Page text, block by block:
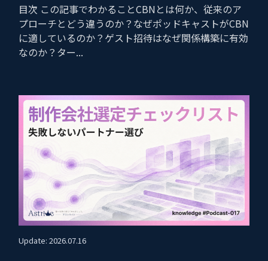
目次 この記事でわかることCBNとは何か、従来のア
プローチとどう違うのか？なぜポッドキャストがCBN
に適しているのか？ゲスト招待はなぜ関係構築に有効
なのか？ター...
Update: 2026.07.16